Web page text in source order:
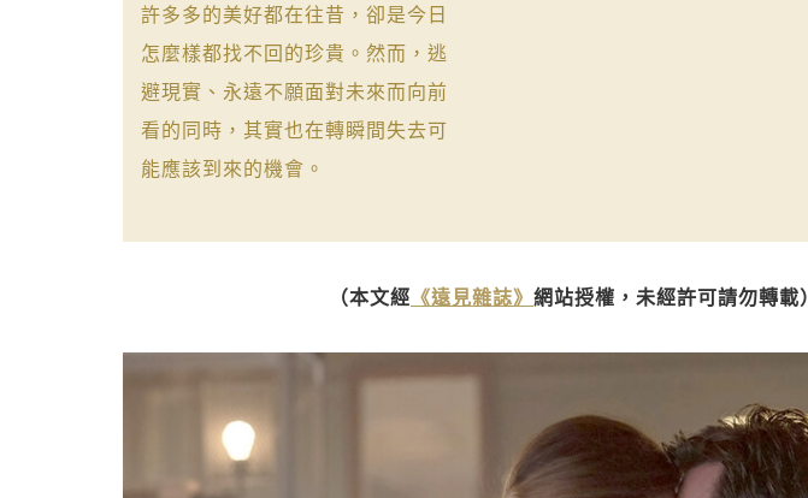
許多多的美好都在往昔，卻是今日
怎麼樣都找不回的珍貴。然而，逃
避現實、永遠不願面對未來而向前
看的同時，其實也在轉瞬間失去可
能應該到來的機會。
（本文經 《遠見雜誌》 網站授權，未經許可請勿轉載）